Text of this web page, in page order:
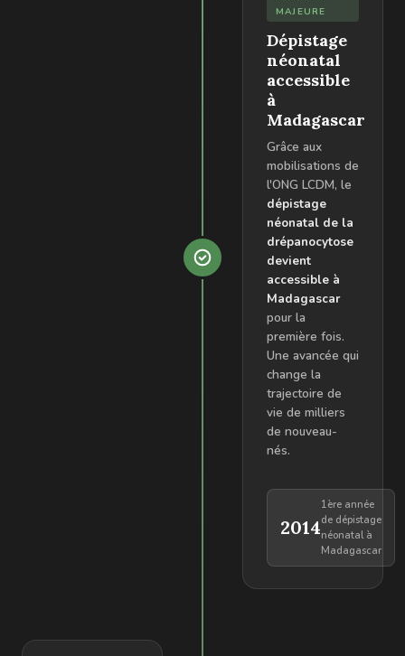
MAJEURE
Dépistage
néonatal
accessible
à
Madagascar
Grâce aux
mobilisations de
l'ONG LCDM, le
dépistage
néonatal de la
drépanocytose
devient
accessible à
Madagascar
pour la
première fois.
Une avancée qui
change la
trajectoire de
vie de milliers
de nouveau-
nés.
2014
1ère année
de dépistage
néonatal à
Madagascar